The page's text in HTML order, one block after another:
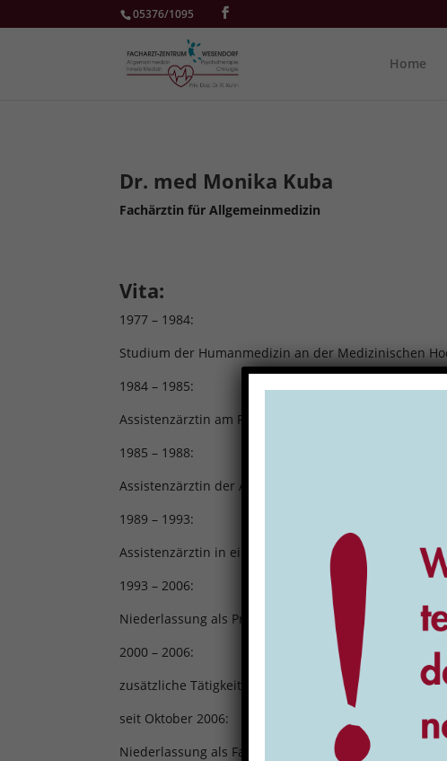
05376/1095
Home
Dr. med Monika Kuba
Fachärztin für Allgemeinmedizin
Vita:
1977 – 1984:
Studium der Humanmedizin an der Medizinischen
1984 – 1985:
Assistenzärztin am Pathologischen Institut
1985 – 1988:
Assistenzärztin der Allgemeinchirurgischen Abteilung
1989 – 1993:
Assistenzärztin in einer internistisch-
1993 – 2006:
Niederlassung als Praktische Ärztin und Fachärztin
2000 – 2006:
zusätzliche Tätigkeit als Assistenzärztin in der
seit Oktober 2006:
Niederlassung als Fachärztin für Allgemeinmedizin